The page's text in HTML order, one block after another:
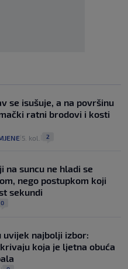
se isušuje, a na površinu
ratni brodovi i kosti
5. kol. 2
na suncu ne hladi se
nego postupkom koji
sekundi
0
uvijek najbolji izbor:
koja je ljetna obuća